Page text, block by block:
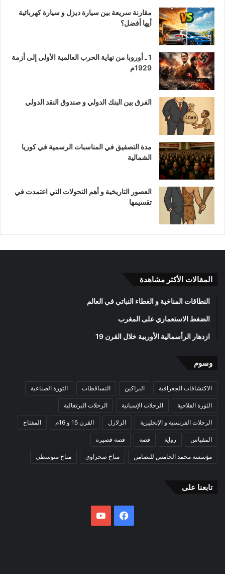
مقارنة سريعة بين سيارة ديزل و سيارة كهربائية
أيها أفضل؟
1 ـ أوروبا من نهاية الحرب العالمية الأولى إلى أزمة
1929م
الفرق بين البنك الدولي و صندوق النقد الدولي
مدة التصفيق في المناسبات الرسمية في كوريا
الشمالية
العصور التاريخية و أهم التحولات التي اعتمدت في
تقسيمها
المقالات الأكثر مشاهدة
النطاقات المناخية و الغطاء النباتي في العالم
الضغط الاستعماري على المغرب
ازدهار الرأسمالية الأوربية خلال القرن 19
وسوم
الاكتشافات الجغرافية البراكين التساقطات الثورة الصناعية
الثورة الفلاحية الرحلات الإسبانية الرحلات البرتغالية
الرحلات الفرنسية و الإنجليزية الزلازل القرن 15 و 16م المفتاح
المقياس رواية قصة قصة قصيرة
مؤسسة محمد الخامس للتضامن مناخ صحراوي مناخ متوسطي
تابعنا على
فيسبوك